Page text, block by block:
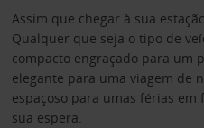
Assim que chegar à sua
Qualquer que seja o tipo de
compacto engraçado para um
elegante para uma viagem de
espaçoso para umas férias
sua espera.